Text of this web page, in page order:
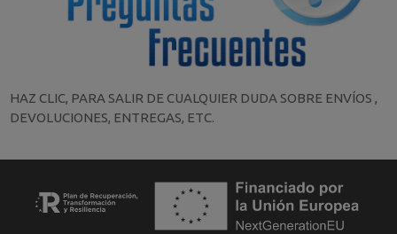
HAZ CLIC, PARA SALIR DE CUALQUIER DUDA SOBRE ENVÍOS ,
DEVOLUCIONES, ENTREGAS, ETC.